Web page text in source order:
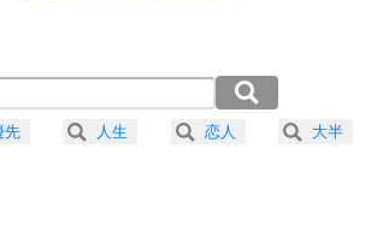
器の大きい人は、怒りを優しさで表現する。
プラス思考
1分14秒）
59秒）
秒）
先 人生 恋人 大半